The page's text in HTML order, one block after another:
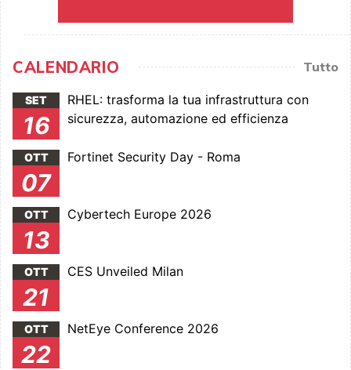
CALENDARIO Tutto
SET
16
RHEL: trasforma la tua infrastruttura con
sicurezza, automazione ed efficienza
OTT
07
Fortinet Security Day - Roma
OTT
13
Cybertech Europe 2026
OTT
21
CES Unveiled Milan
OTT
22
NetEye Conference 2026